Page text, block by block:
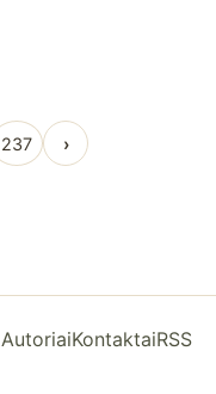
237 ›
AutoriaiKontaktaiRSS